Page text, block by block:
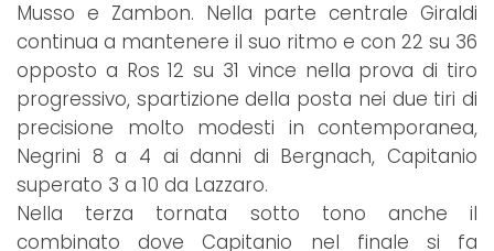
Musso e Zambon. Nella parte centrale Giraldi
continua a mantenere il suo ritmo e con 22 su 36
opposto a Ros 12 su 31 vince nella prova di tiro
progressivo, spartizione della posta nei due tiri di
precisione molto modesti in contemporanea,
Negrini 8 a 4 ai danni di Bergnach, Capitanio
superato 3 a 10 da Lazzaro.
Nella terza tornata sotto tono anche il
combinato dove Capitanio nel finale si fa